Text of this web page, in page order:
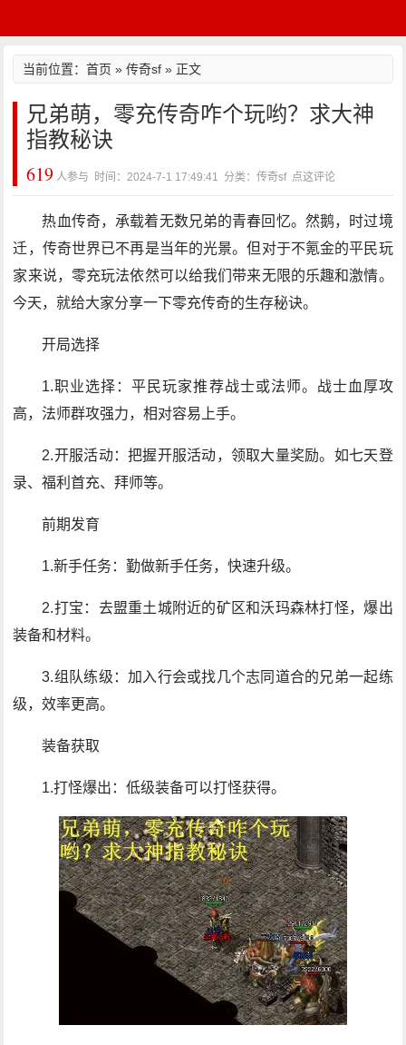
当前位置：首页 »传奇sf » 正文
兄弟萌，零充传奇咋个玩哟？求大神
指教秘诀
619 人参与 时间：2024-7-1 17:49:41 分类：传奇sf 点这评论
热血传奇，承载着无数兄弟的青春回忆。然鹅，时过境
迁，传奇世界已不再是当年的光景。但对于不氪金的平民玩
家来说，零充玩法依然可以给我们带来无限的乐趣和激情。
今天，就给大家分享一下零充传奇的生存秘诀。
开局选择
1.职业选择：平民玩家推荐战士或法师。战士血厚攻
高，法师群攻强力，相对容易上手。
2.开服活动：把握开服活动，领取大量奖励。如七天登
录、福利首充、拜师等。
前期发育
1.新手任务：勤做新手任务，快速升级。
2.打宝：去盟重土城附近的矿区和沃玛森林打怪，爆出
装备和材料。
3.组队练级：加入行会或找几个志同道合的兄弟一起练
级，效率更高。
装备获取
1.打怪爆出：低级装备可以打怪获得。